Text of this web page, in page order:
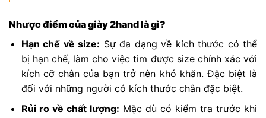
Nhược điểm của giày 2hand là gì?
Hạn chế về size: Sự đa dạng về kích thước có thể
bị hạn chế, làm cho việc tìm được size chính xác với
kích cỡ chân của bạn trở nên khó khăn. Đặc biệt là
đối với những người có kích thước chân đặc biệt.
Rủi ro về chất lượng: Mặc dù có kiểm tra trước khi